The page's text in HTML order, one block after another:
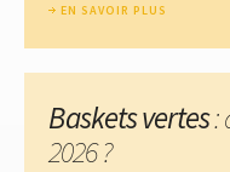
EN SAVOIR PLUS
Baskets vertes:
2026 ?